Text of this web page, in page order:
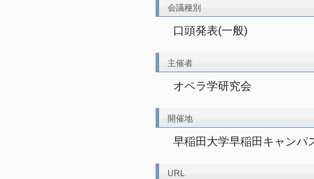
会議種別
口頭発表(一般)
主催者
オペラ学研究会
開催地
早稲田大学早稲田キャンパ
URL